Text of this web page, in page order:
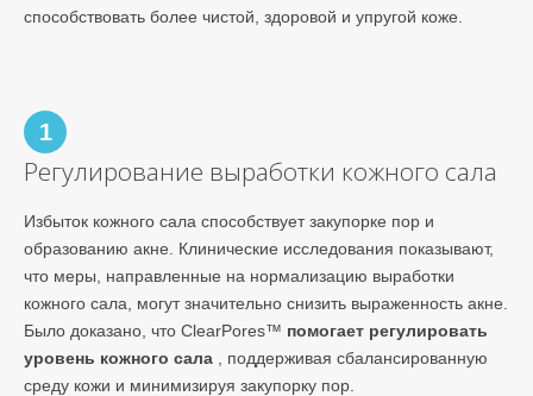
способствовать более чистой, здоровой и упругой коже.
1
Регулирование выработки кожного сала
Избыток кожного сала способствует закупорке пор и
образованию акне. Клинические исследования показывают,
что меры, направленные на нормализацию выработки
кожного сала, могут значительно снизить выраженность акне.
Было доказано, что ClearPores™ помогает регулировать
уровень кожного сала , поддерживая сбалансированную
среду кожи и минимизируя закупорку пор.